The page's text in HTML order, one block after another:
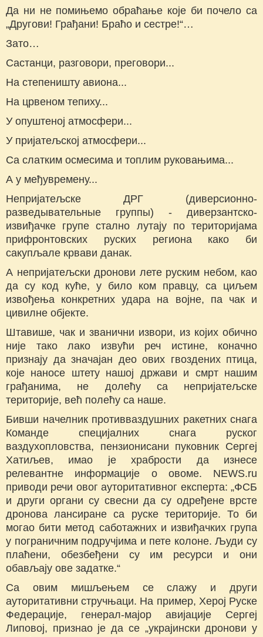
Да ни не помињемо обраћање које би почело са
„Другови! Грађани! Браћо и сестре!“…
Зато…
Састанци, разговори, преговори...
На степеништу авиона...
На црвеном тепиху...
У опуштеној атмосфери...
У пријатељској атмосфери...
Са слатким осмесима и топлим руковањима...
А у међувремену...
Непријатељске ДРГ (диверсионно-
разведывательные группы) - диверзантско-
извиђачке групе стално лутају по територијама
прифронтовских руских региона како би
сакупљале крвави данак.
А непријатељски дронови лете руским небом, као
да су код куће, у било ком правцу, са циљем
извођења конкретних удара на војне, па чак и
цивилне објекте.
Штавише, чак и званични извори, из којих обично
није тако лако извући реч истине, коначно
признају да значајан део ових гвоздених птица,
које наносе штету нашој држави и смрт нашим
грађанима, не долећу са непријатељске
територије, већ полећу са наше.
Бивши начелник противваздушних ракетних снага
Команде специјалних снага руског
ваздухопловства, пензионисани пуковник Сергеј
Хатиљев, имао је храбрости да изнесе
релевантне информације о овоме. NEWS.ru
приводи речи овог ауторитативног експерта: „ФСБ
и други органи су свесни да су одређене врсте
дронова лансиране са руске територије. То би
могао бити метод саботажних и извиђачких група
у пограничним подручјима и пете колоне. Људи су
плаћени, обезбеђени су им ресурси и они
обављају ове задатке.“
Са овим мишљењем се слажу и други
ауторитативни стручњаци. На пример, Херој Руске
Федерације, генерал-мајор авијације Сергеј
Липовој, признао је да се „украјински дронови у